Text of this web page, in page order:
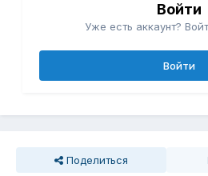
Войти
Уже есть аккаунт?
Войти
Поделиться